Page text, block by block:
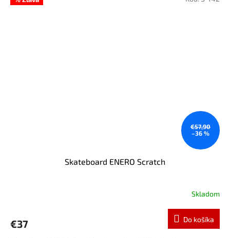
€57,90
–36 %
Skateboard ENERO Scratch
Skladom
€37 Do košíka